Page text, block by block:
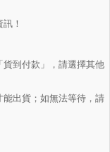
！
到付款」，請選擇其他
能出貨；如無法等待，請